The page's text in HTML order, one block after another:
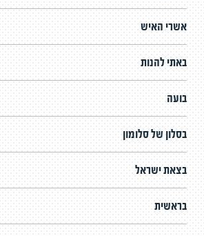
אשרי האיש
באתי להנות
בועה
בסלון של סלומון
בצאת ישראל
בראשית